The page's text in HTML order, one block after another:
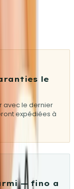
le
avec le dernier
expédiées à
— fino a